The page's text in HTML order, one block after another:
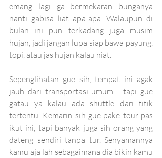
emang lagi ga bermekaran bunganya
nanti gabisa liat apa-apa. Walaupun di
bulan ini pun terkadang juga musim
hujan, jadi jangan lupa siap bawa payung,
topi, atau jas hujan kalau niat.
Sepenglihatan gue sih, tempat ini agak
jauh dari transportasi umum - tapi gue
gatau ya kalau ada shuttle dari titik
tertentu. Kemarin sih gue pake tour pas
ikut ini, tapi banyak juga sih orang yang
dateng sendiri tanpa tur. Senyamannya
kamu aja lah sebagaimana dia bikin kamu